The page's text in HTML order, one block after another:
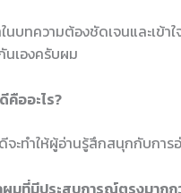
นบทความต้องชัดเจนและเข้า
นเองครับผม
คืออะไร?
จะทำให้ผู้อ่านรู้สึกสนุกกับกา
มที่มีประสบการณ์ตรงมากก